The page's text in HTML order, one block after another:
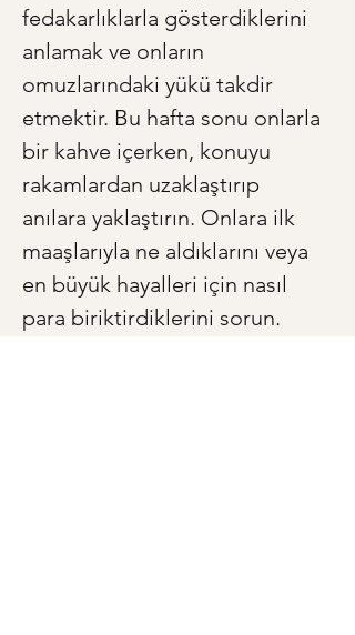
fedakarlıklarla gösterdiklerini
anlamak ve onların
omuzlarındaki yükü takdir
etmektir. Bu hafta sonu onlarla
bir kahve içerken, konuyu
rakamlardan uzaklaştırıp
anılara yaklaştırın. Onlara ilk
maaşlarıyla ne aldıklarını veya
en büyük hayalleri için nasıl
para biriktirdiklerini sorun.